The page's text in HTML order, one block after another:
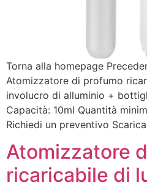
Torna alla homepage
Atomizzatore di profumo
involucro di alluminio +
Capacità: 10ml Quantità
Richiedi un preventivo
Atomizzatore
ricaricabile di